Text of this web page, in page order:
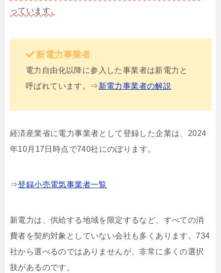
っています。
新電力事業者
電力自由化以降に参入した事業者は新電力と
呼ばれています。⇒新電力事業者の解説
経済産業省に電力事業者として登録した企業は、2024
年10月17日時点で740社にのぼります。
⇒登録小売電気事業者一覧
新電力は、供給する地域を限定するなど、すべての消
費者を契約対象としていない会社も多くあります。734
社から選べるのではありませんが、非常に多くの選択
肢があるのです。